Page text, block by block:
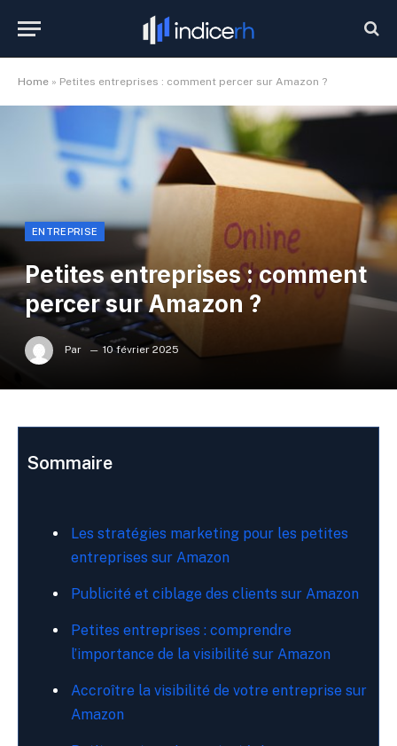
Home » Petites entreprises : comment percer sur Amazon ?
ENTREPRISE
Petites entreprises : comment
percer sur Amazon ?
Par 10 février 2025
Sommaire
Les stratégies marketing pour les petites
entreprises sur Amazon
Publicité et ciblage des clients sur Amazon
Petites entreprises : comprendre
l’importance de la visibilité sur Amazon
Accroître la visibilité de votre entreprise sur
Amazon